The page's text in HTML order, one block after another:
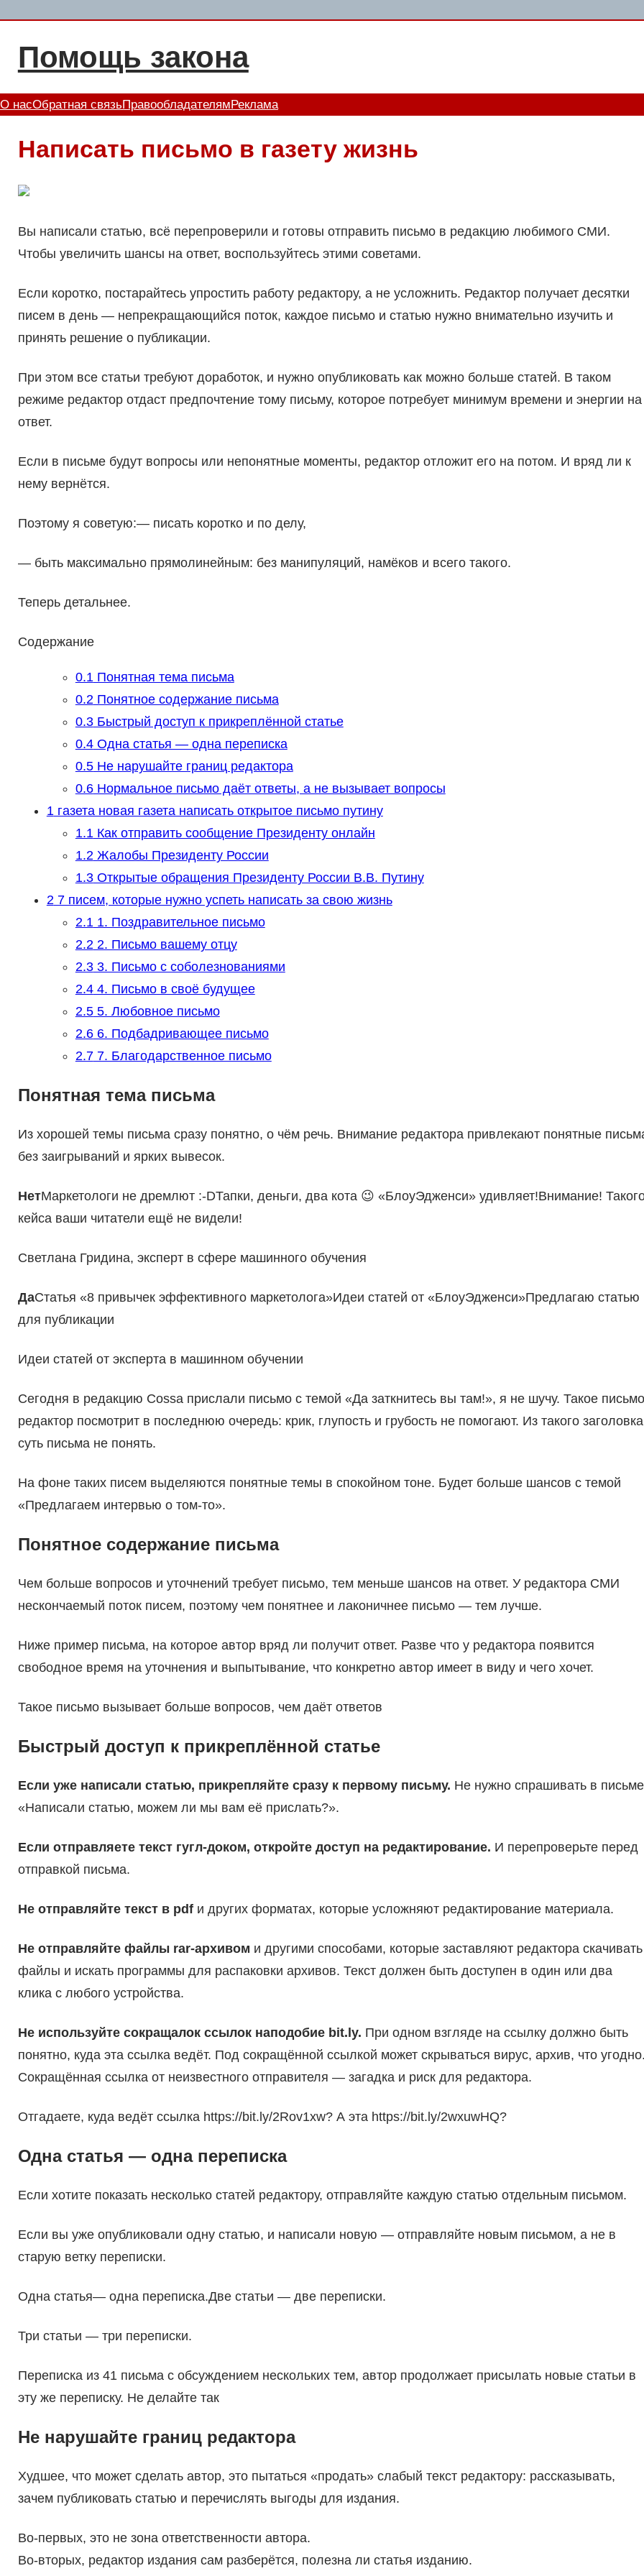
содержимому
Помощь закона
О насОбратная связьПравообладателям Реклама
Написать письмо в газету жизнь
Вы написали статью, всё перепроверили и готовы отправить письмо в редакцию любимого СМИ.
Чтобы увеличить шансы на ответ, воспользуйтесь этими советами.
Если коротко, постарайтесь упростить работу редактору, а не усложнить. Редактор получает десятки
писем в день — непрекращающийся поток, каждое письмо и статью нужно внимательно изучить и
принять решение о публикации.
При этом все статьи требуют доработок, и нужно опубликовать как можно больше статей. В таком
режиме редактор отдаст предпочтение тому письму, которое потребует минимум времени и энергии на
ответ.
Если в письме будут вопросы или непонятные моменты, редактор отложит его на потом. И вряд ли к
нему вернётся.
Поэтому я советую:— писать коротко и по делу,
— быть максимально прямолинейным: без манипуляций, намёков и всего такого.
Теперь детальнее.
Содержание
0.1Понятная тема письма
0.2Понятное содержание письма
0.3Быстрый доступ к прикреплённой статье
0.4Одна статья — одна переписка
0.5Не нарушайте границ редактора
0.6Нормальное письмо даёт ответы, а не вызывает вопросы
1газета новая газета написать открытое письмо путину
1.1Как отправить сообщение Президенту онлайн
1.2Жалобы Президенту России
1.3Открытые обращения Президенту России В.В. Путину
27 писем, которые нужно успеть написать за свою жизнь
2.11. Поздравительное письмо
2.22. Письмо вашему отцу
2.33. Письмо с соболезнованиями
2.44. Письмо в своё будущее
2.55. Любовное письмо
2.66. Подбадривающее письмо
2.77. Благодарственное письмо
Понятная тема письма
Из хорошей темы письма сразу понятно, о чём речь. Внимание редактора привлекают понятные
без заигрываний и ярких вывесок.
НетМаркетологи не дремлют :-DТапки, деньги, два кота 😉 «БлоуЭдженси» удивляет!Внимание!
кейса ваши читатели ещё не видели!
Светлана Гридина, эксперт в сфере машинного обучения
ДаСтатья «8 привычек эффективного маркетолога»Идеи статей от «БлоуЭдженси»Предлагаю статью
для публикации
Идеи статей от эксперта в машинном обучении
Сегодня в редакцию Cossa прислали письмо с темой «Да заткнитесь вы там!», я не шучу. Такое письмо
редактор посмотрит в последнюю очередь: крик, глупость и грубость не помогают. Из такого заголовка
суть письма не понять.
На фоне таких писем выделяются понятные темы в спокойном тоне. Будет больше шансов с темой
«Предлагаем интервью о том-то».
Понятное содержание письма
Чем больше вопросов и уточнений требует письмо, тем меньше шансов на ответ. У редактора СМИ
нескончаемый поток писем, поэтому чем понятнее и лаконичнее письмо — тем лучше.
Ниже пример письма, на которое автор вряд ли получит ответ. Разве что у редактора появится
свободное время на уточнения и выпытывание, что конкретно автор имеет в виду и чего хочет.
Такое письмо вызывает больше вопросов, чем даёт ответов
Быстрый доступ к прикреплённой статье
Если уже написали статью, прикрепляйте сразу к первому письму. Не нужно спрашивать в письме
«Написали статью, можем ли мы вам её прислать?».
Если отправляете текст гугл-доком, откройте доступ на редактирование. И перепроверьте перед
отправкой письма.
Не отправляйте текст в pdfи других форматах, которые усложняют редактирование материала.
Не отправляйте файлы rar-архивом и другими способами, которые заставляют редактора скачивать
файлы и искать программы для распаковки архивов. Текст должен быть доступен в один или два
клика с любого устройства.
Не используйте сокращалок ссылок наподобие bit.ly. При одном взгляде на ссылку должно быть
понятно, куда эта ссылка ведёт. Под сокращённой ссылкой может скрываться вирус, архив, что
Сокращённая ссылка от неизвестного отправителя — загадка и риск для редактора.
Отгадаете, куда ведёт ссылка https://bit.ly/2Rov1xw? А эта https://bit.ly/2wxuwHQ?
Одна статья — одна переписка
Если хотите показать несколько статей редактору, отправляйте каждую статью отдельным письмом.
Если вы уже опубликовали одну статью, и написали новую — отправляйте новым письмом, а не в
старую ветку переписки.
Одна статья— одна переписка.Две статьи — две переписки.
Три статьи — три переписки.
Переписка из 41 письма с обсуждением нескольких тем, автор продолжает присылать новые статьи в
эту же переписку. Не делайте так
Не нарушайте границ редактора
Худшее, что может сделать автор, это пытаться «продать» слабый текст редактору: рассказывать,
зачем публиковать статью и перечислять выгоды для издания.
Во-первых, это не зона ответственности автора.
Во-вторых, редактор издания сам разберётся, полезна ли статья изданию.